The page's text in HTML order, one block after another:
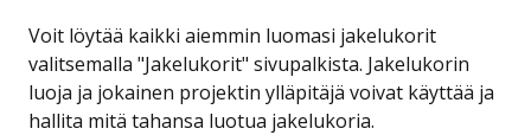
Voit löytää kaikki aiemmin luomasi jakelukorit
valitsemalla "Jakelukorit" sivupalkista. Jakelukorin
luoja ja jokainen projektin ylläpitäjä voivat käyttää ja
hallita mitä tahansa luotua jakelukoria.